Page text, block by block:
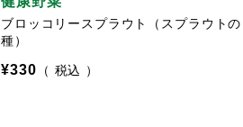
ブロッコリースプラウト（スプラウトの
種）
¥330 税込